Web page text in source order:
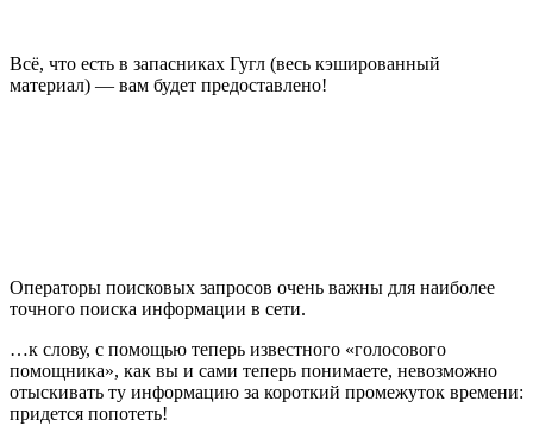
Всё, что есть в запасниках Гугл (весь кэшированный
материал) — вам будет предоставлено!
Операторы поисковых запросов очень важны для наиболее
точного поиска информации в сети.
…к слову, с помощью теперь известного «голосового
помощника», как вы и сами теперь понимаете, невозможно
отыскивать ту информацию за короткий промежуток времени:
придется попотеть!